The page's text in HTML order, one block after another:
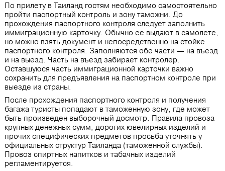
По прилету в Таиланд гостям необходимо самостоятельно
пройти паспортный контроль и зону таможни. До
прохождения паспортного контроля следует заполнить
иммиграционную карточку. Обычно ее выдают в самолете,
но можно взять документ и непосредственно на стойке
паспортного контроля. Заполняются обе части — на въезд
и на выезд. Часть на въезд забирает контролер.
Оставшуюся часть иммиграционной карточки важно
сохранить для предъявления на паспортном контроле при
выезде из страны.
После прохождения паспортного контроля и получения
багажа туристы попадают в таможенную зону, где может
быть произведен выборочный досмотр. Правила провоза
крупных денежных сумм, дорогих ювелирных изделий и
прочих специфических предметов просьба уточнять у
официальных структур Таиланда (таможенной службы).
Провоз спиртных напитков и табачных изделий
регламентируется.